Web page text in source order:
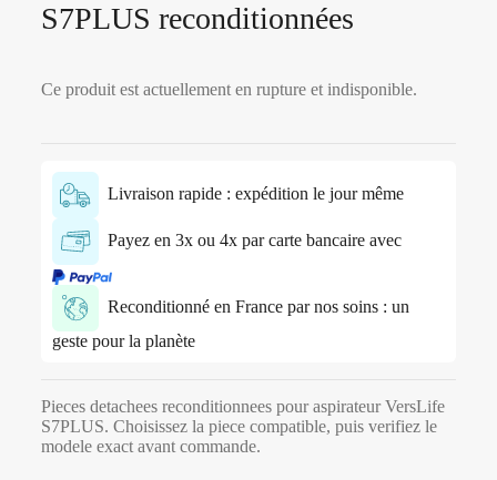
S7PLUS reconditionnées
Ce produit est actuellement en rupture et indisponible.
Livraison rapide : expédition le jour même
Payez en 3x ou 4x par carte bancaire avec
Reconditionné en France par nos soins : un
geste pour la planète
Pieces detachees reconditionnees pour aspirateur VersLife
S7PLUS. Choisissez la piece compatible, puis verifiez le
modele exact avant commande.